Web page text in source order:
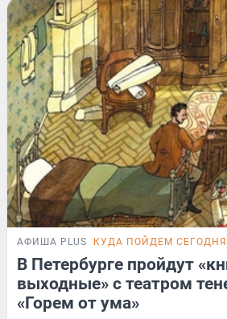
АФИША PLUS КУДА ПОЙДЕМ СЕГОДНЯ
В Петербурге пройдут
выходные» с театром
«Горем от ума»